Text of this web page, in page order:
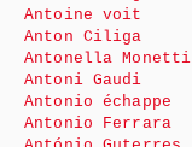
Antoine voit
Anton Ciliga
Antonella Monetti
Antoni Gaudi
Antonio échappe
Antonio Ferrara